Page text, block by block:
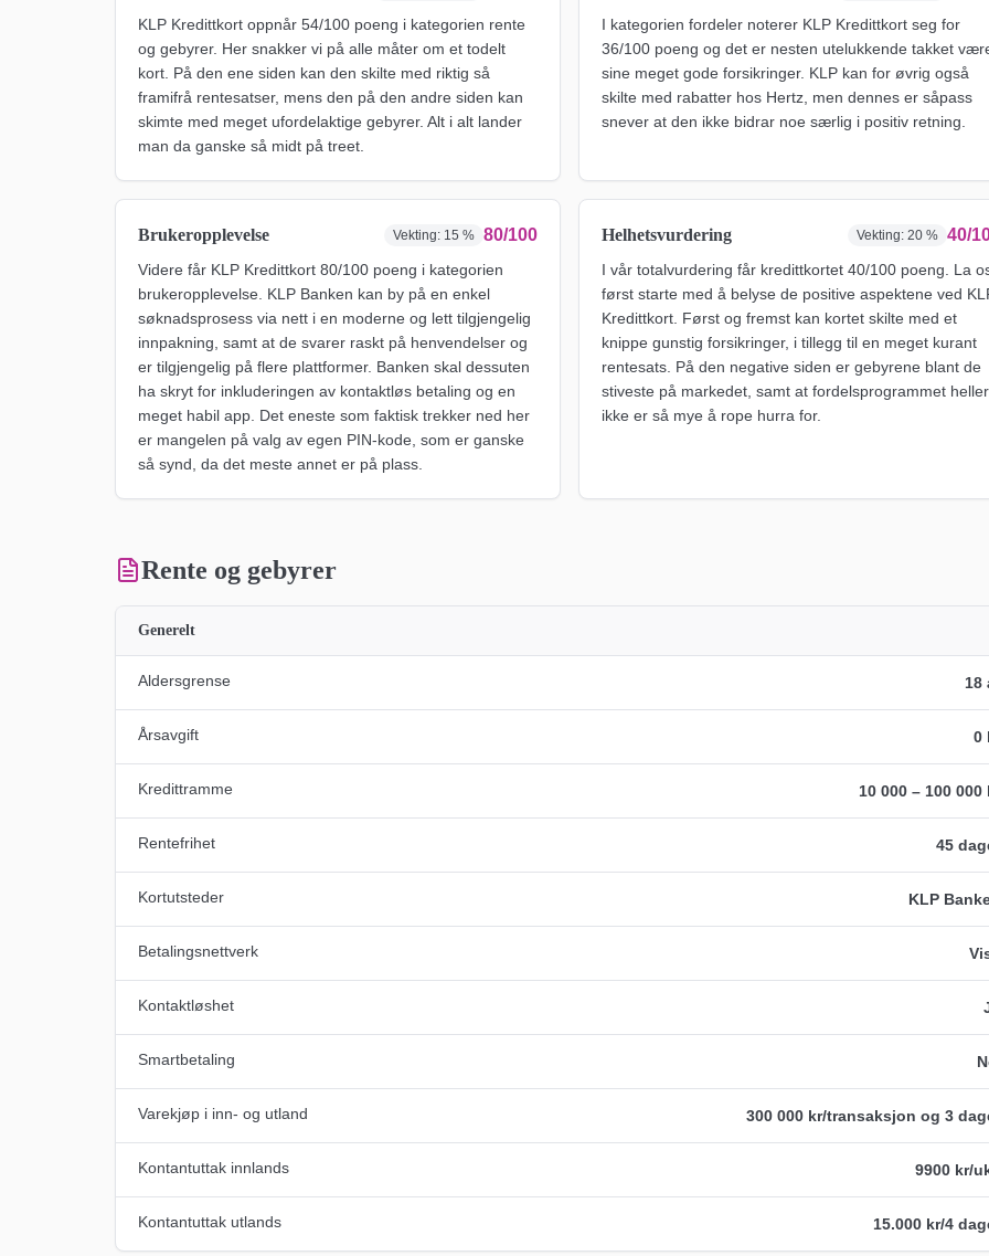
KLP Kredittkort oppnår 54/100 poeng i kategorien rente
og gebyrer. Her snakker vi på alle måter om et todelt
kort. På den ene siden kan den skilte med riktig så
framifrå rentesatser, mens den på den andre siden kan
skimte med meget ufordelaktige gebyrer. Alt i alt lander
man da ganske så midt på treet.
I kategorien fordeler noterer KLP Kredittkort seg for
36/100 poeng og det er nesten utelukkende takket
sine meget gode forsikringer. KLP kan for øvrig også
skilte med rabatter hos Hertz, men dennes er såpass
snever at den ikke bidrar noe særlig i positiv retning.
Brukeropplevelse Vekting: 15 % 80/100
Videre får KLP Kredittkort 80/100 poeng i kategorien
brukeropplevelse. KLP Banken kan by på en enkel
søknadsprosess via nett i en moderne og lett tilgjengelig
innpakning, samt at de svarer raskt på henvendelser og
er tilgjengelig på flere plattformer. Banken skal dessuten
ha skryt for inkluderingen av kontaktløs betaling og en
meget habil app. Det eneste som faktisk trekker ned her
er mangelen på valg av egen PIN-kode, som er ganske
så synd, da det meste annet er på plass.
Helhetsvurdering Vekting: 20 % 40/
I vår totalvurdering får kredittkortet 40/100 poeng. La
først starte med å belyse de positive aspektene ved
Kredittkort. Først og fremst kan kortet skilte med et
knippe gunstig forsikringer, i tillegg til en meget kurant
rentesats. På den negative siden er gebyrene blant de
stiveste på markedet, samt at fordelsprogrammet heller
ikke er så mye å rope hurra for.
Rente og gebyrer
Generelt
Aldersgrense 18
Årsavgift 0
Kredittramme 10 000 – 100 000
Rentefrihet 45
Kortutsteder KLP
Betalingsnettverk
Kontaktløshet
Smartbetaling
Varekjøp i inn- og utland 300 000 kr/transaksjon og 3
Kontantuttak innlands 9900 kr/
Kontantuttak utlands 15.000 kr/4